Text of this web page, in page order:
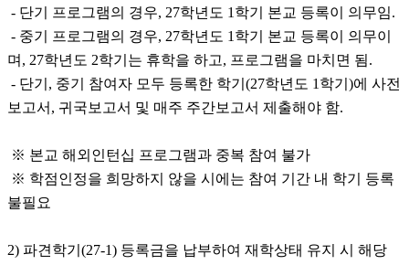
- 단기 프로그램의 경우, 27학년도 1학기 본교 등록이 의무임.
- 중기 프로그램의 경우, 27학년도 1학기 본교 등록이 의무이
며, 27학년도 2학기는 휴학을 하고, 프로그램을 마치면 됨.
- 단기, 중기 참여자 모두 등록한 학기(27학년도 1학기)에 사전
보고서, 귀국보고서 및 매주 주간보고서 제출해야 함.
※ 본교 해외인턴십 프로그램과 중복 참여 불가
※ 학점인정을 희망하지 않을 시에는 참여 기간 내 학기 등록
불필요
2) 파견학기(27-1) 등록금을 납부하여 재학상태 유지 시 해당